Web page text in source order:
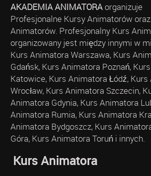
AKADEMIA ANIMATORAorganizuje
Profesjonalne Kursy Animatorów
Animatorów. Profesjonalny Kurs
organizowany jest między innymi w
Kurs Animatora Warszawa, Kurs
Gdańsk, Kurs Animatora Poznań,
Katowice, Kurs Animatora Łódź,
Wrocław, Kurs Animatora Szczecin,
Animatora Gdynia, Kurs Animatora
Animatora Rumia, Kurs Animatora
Animatora Bydgoszcz, Kurs
Góra, Kurs Animatora Toruń i innych.
Kurs Animatora